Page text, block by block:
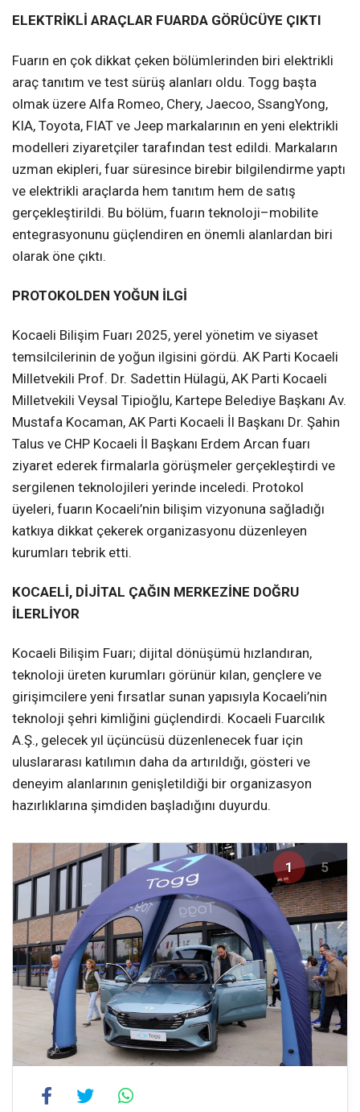
ELEKTRİKLİ ARAÇLAR FUARDA GÖRÜCÜYE ÇIKTI
Fuarın en çok dikkat çeken bölümlerinden biri elektrikli
araç tanıtım ve test sürüş alanları oldu. Togg başta
olmak üzere Alfa Romeo, Chery, Jaecoo, SsangYong,
KIA, Toyota, FIAT ve Jeep markalarının en yeni elektrikli
modelleri ziyaretçiler tarafından test edildi. Markaların
uzman ekipleri, fuar süresince birebir bilgilendirme yaptı
ve elektrikli araçlarda hem tanıtım hem de satış
gerçekleştirildi. Bu bölüm, fuarın teknoloji–mobilite
entegrasyonunu güçlendiren en önemli alanlardan biri
olarak öne çıktı.
PROTOKOLDEN YOĞUN İLGİ
Kocaeli Bilişim Fuarı 2025, yerel yönetim ve siyaset
temsilcilerinin de yoğun ilgisini gördü. AK Parti Kocaeli
Milletvekili Prof. Dr. Sadettin Hülagü, AK Parti Kocaeli
Milletvekili Veysal Tipioğlu, Kartepe Belediye Başkanı Av.
Mustafa Kocaman, AK Parti Kocaeli İl Başkanı Dr. Şahin
Talus ve CHP Kocaeli İl Başkanı Erdem Arcan fuarı
ziyaret ederek firmalarla görüşmeler gerçekleştirdi ve
sergilenen teknolojileri yerinde inceledi. Protokol
üyeleri, fuarın Kocaeli’nin bilişim vizyonuna sağladığı
katkıya dikkat çekerek organizasyonu düzenleyen
kurumları tebrik etti.
KOCAELİ, DİJİTAL ÇAĞIN MERKEZİNE DOĞRU
İLERLİYOR
Kocaeli Bilişim Fuarı; dijital dönüşümü hızlandıran,
teknoloji üreten kurumları görünür kılan, gençlere ve
girişimcilere yeni fırsatlar sunan yapısıyla Kocaeli’nin
teknoloji şehri kimliğini güçlendirdi. Kocaeli Fuarcılık
A.Ş., gelecek yıl üçüncüsü düzenlenecek fuar için
uluslararası katılımın daha da artırıldığı, gösteri ve
deneyim alanlarının genişletildiği bir organizasyon
hazırlıklarına şimdiden başladığını duyurdu.
1 5